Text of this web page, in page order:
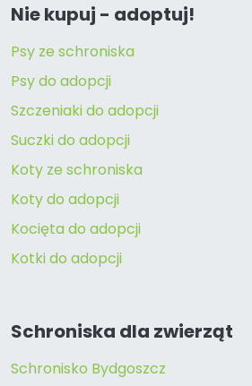
Nie kupuj - adoptuj!
Psy ze schroniska
Psy do adopcji
Szczeniaki do adopcji
Suczki do adopcji
Koty ze schroniska
Koty do adopcji
Kocięta do adopcji
Kotki do adopcji
Schroniska dla zwierząt
Schronisko Bydgoszcz